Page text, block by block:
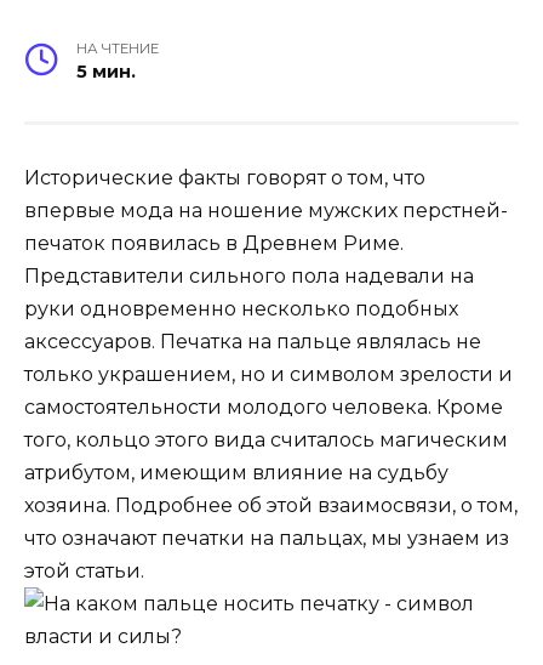
НА ЧТЕНИЕ
5 мин.
Исторические факты говорят о том, что
впервые мода на ношение мужских перстней-
печаток появилась в Древнем Риме.
Представители сильного пола надевали на
руки одновременно несколько подобных
аксессуаров. Печатка на пальце являлась не
только украшением, но и символом зрелости и
самостоятельности молодого человека. Кроме
того, кольцо этого вида считалось магическим
атрибутом, имеющим влияние на судьбу
хозяина. Подробнее об этой взаимосвязи, о том,
что означают печатки на пальцах, мы узнаем из
этой статьи.